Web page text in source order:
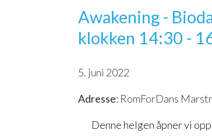
Awakening -
klokken 14:30 -
5. juni 2022
Adresse: RomForDans
Denne helgen åpner vi